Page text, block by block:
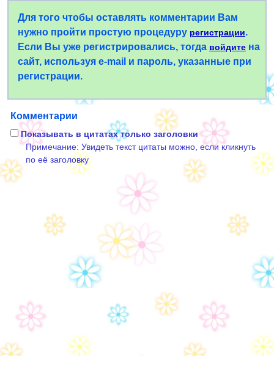
Для того чтобы оставлять комментарии Вам
нужно пройти простую процедуру регистрации.
Если Вы уже регистрировались, тогда войдите на
сайт, используя e-mail и пароль, указанные при
регистрации.
Комментарии
Показывать в цитатах только заголовки
Примечание: Увидеть текст цитаты можно, если кликнуть
по её заголовку